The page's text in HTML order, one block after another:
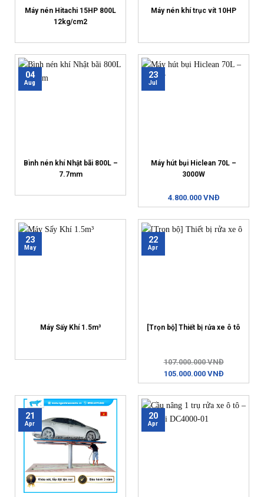
Máy nén Hitachi 15HP 800L
12kg/cm2
Máy nén khí trục vít 10HP
Bình nén khí Nhật bãi 800L –
7.7mm
04
Aug
Máy hút bụi Hiclean 70L –
3000W
23
Jul
4.800.000 VNĐ
Máy Sấy Khí 1.5m³
23
May
[Trọn bộ] Thiết bị rửa xe ô tô
22
Apr
107.000.000 VNĐ
105.000.000 VNĐ
21
Apr
20
Apr